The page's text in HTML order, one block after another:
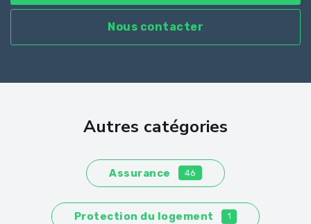
Nous contacter
Autres catégories
Assurance 46
Protection du logement 1